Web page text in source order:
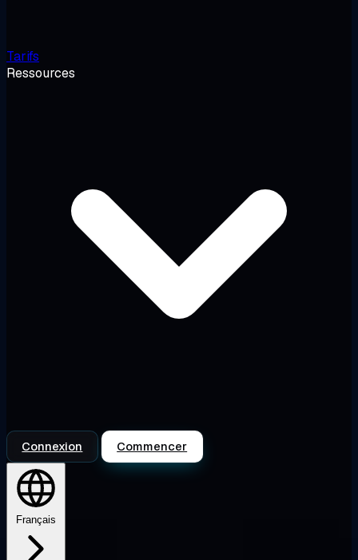
Tarifs
Ressources
Connexion Commencer
Français